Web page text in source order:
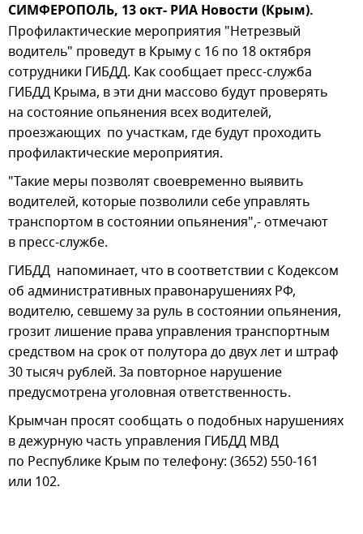
СИМФЕРОПОЛЬ, 13 окт- РИА Новости (Крым).
Профилактические мероприятия "Нетрезвый
водитель" проведут в Крыму с 16 по 18 октября
сотрудники ГИБДД. Как сообщает пресс-служба
ГИБДД Крыма, в эти дни массово будут проверять
на состояние опьянения всех водителей,
проезжающих по участкам, где будут проходить
профилактические мероприятия.
"Такие меры позволят своевременно выявить
водителей, которые позволили себе управлять
транспортом в состоянии опьянения",- отмечают
в пресс-службе.
ГИБДД напоминает, что в соответствии с Кодексом
об административных правонарушениях РФ,
водителю, севшему за руль в состоянии опьянения,
грозит лишение права управления транспортным
средством на срок от полутора до двух лет и штраф
30 тысяч рублей. За повторное нарушение
предусмотрена уголовная ответственность.
Крымчан просят сообщать о подобных нарушениях
в дежурную часть управления ГИБДД МВД
по Республике Крым по телефону: (3652) 550-161
или 102.